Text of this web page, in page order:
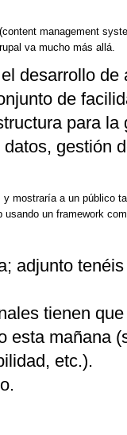
management
va mucho más allá.
desarrollo de
de
para la
gestión
mostraría a un público
un framework
adjunto
tienen
esta mañana
etc.).